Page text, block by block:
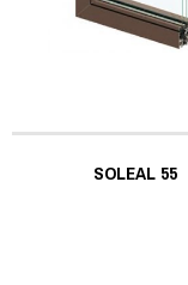
SOLEAL 55